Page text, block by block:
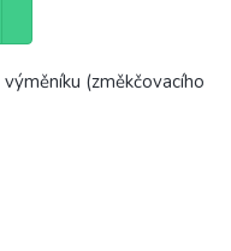
(změkčovacího